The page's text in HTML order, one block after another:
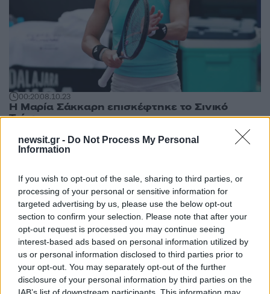
newsit.gr - Do Not Process My Personal
Information
If you wish to opt-out of the sale, sharing to third parties, or
processing of your personal or sensitive information for
targeted advertising by us, please use the below opt-out
section to confirm your selection. Please note that after your
opt-out request is processed you may continue seeing
interest-based ads based on personal information utilized by
us or personal information disclosed to third parties prior to
your opt-out. You may separately opt-out of the further
disclosure of your personal information by third parties on the
IAB’s list of downstream participants. This information may
00:2008.10.23
Η Μαρία Σάκκαρη επισκέφτηκε το Σινικό
Τείχος